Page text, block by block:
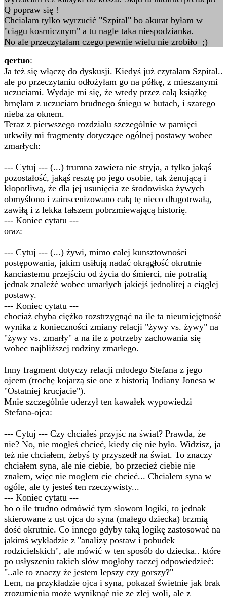
Q popraw się !
Chciałam tylko wyrzucić "Szpital" bo akurat byłam w
"ciągu kosmicznym" a tu nagle taka niespodzianka.
No ale przeczytałam czego pewnie wielu nie zrobiło ;)
qertuo:
Ja też się włączę do dyskusji. Kiedyś już czytałam Szpital..
ale po przeczytaniu odłożyłam go na półkę, z mieszanymi
uczuciami. Wydaje mi się, że wtedy przez całą książkę
brnęłam z uczuciam brudnego śniegu w butach, i szarego
nieba za oknem.
Teraz z pierwszego rozdziału szczególnie w pamięci
utkwiły mi fragmenty dotyczące ogólnej postawy wobec
zmarłych:
--- Cytuj --- (...) trumna zawiera nie stryja, a tylko jakąś
pozostałość, jakąś resztę po jego osobie, tak żenującą i
kłopotliwą, że dla jej usunięcia ze środowiska żywych
obmyślono i zainscenizowano całą tę nieco długotrwałą,
zawiłą i z lekka fałszem pobrzmiewającą historię.
--- Koniec cytatu ---
oraz:
--- Cytuj --- (...) żywi, mimo całej kunsztowności
postępowania, jakim usiłują nadać okrągłość okrutnie
kanciastemu przejściu od życia do śmierci, nie potrafią
jednak znaleźć wobec umarłych jakiejś jednolitej a ciągłej
postawy.
--- Koniec cytatu ---
chociaż chyba ciężko rozstrzygnąć na ile ta nieumiejętność
wynika z konieczności zmiany relacji "żywy vs. żywy" na
"żywy vs. zmarły" a na ile z potrzeby zachowania się
wobec najbliższej rodziny zmarłego.
Inny fragment dotyczy relacji młodego Stefana z jego
ojcem (trochę kojarzą sie one z historią Indiany Jonesa w
"Ostatniej krucjacie").
Mnie szczególnie uderzył ten kawałek wypowiedzi
Stefana-ojca:
--- Cytuj --- Czy chciałeś przyjśc na świat? Prawda, że
nie? No, nie mogłeś chcieć, kiedy cię nie było. Widzisz, ja
też nie chciałem, żebyś ty przyszedł na świat. To znaczy
chciałem syna, ale nie ciebie, bo przecież ciebie nie
znałem, więc nie mogłem cie chcieć... Chciałem syna w
ogóle, ale ty jesteś ten rzeczywisty...
--- Koniec cytatu ---
bo o ile trudno odmówić tym słowom logiki, to jednak
skierowane z ust ojca do syna (małego dziecka) brzmią
dość okrutnie. Co innego gdyby taką logikę zastosować na
jakimś wykładzie z "analizy postaw i pobudek
rodzicielskich", ale mówić w ten sposób do dziecka.. które
po usłyszeniu takich słów mogłoby raczej odpowiedzieć:
"..ale to znaczy że jestem lepszy czy gorszy?"
Lem, na przykładzie ojca i syna, pokazał świetnie jak brak
zrozumienia może wyniknąć nie ze złej woli, ale z